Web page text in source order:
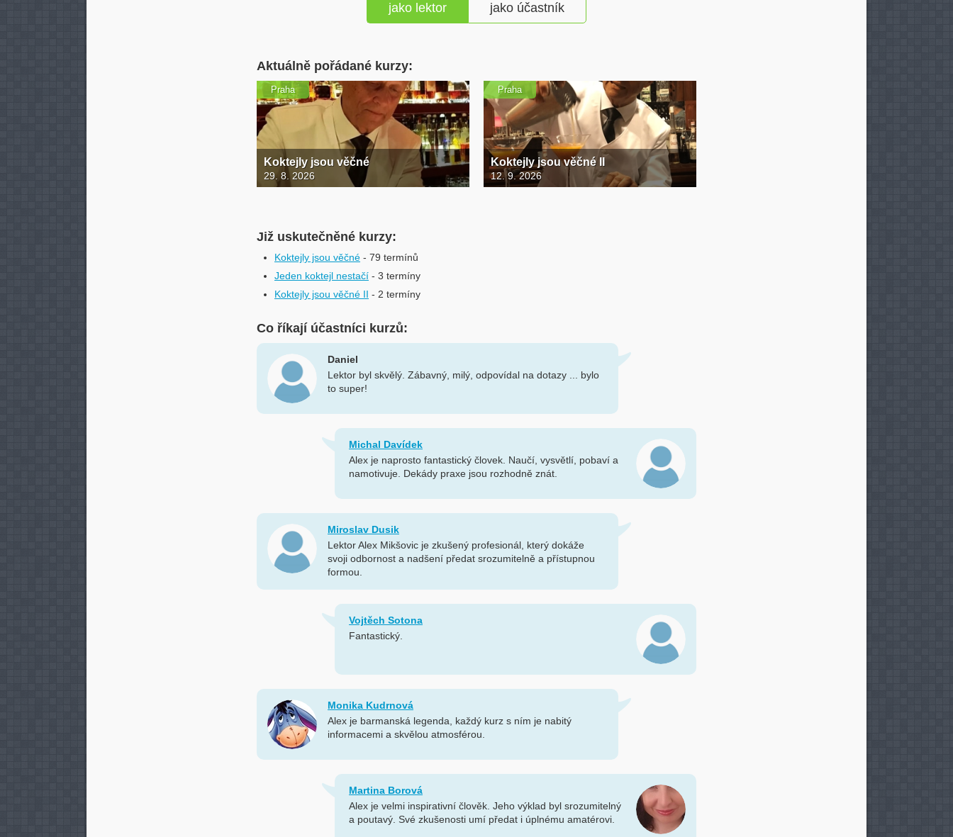
jako lektor jako účastník
Aktuálně pořádané kurzy:
Koktejly jsou věčné
29. 8. 2026
Praha
Koktejly jsou věčné II
12. 9. 2026
Praha
Již uskutečněné kurzy:
Koktejly jsou věčné - 79 termínů
Jeden koktejl nestačí - 3 termíny
Koktejly jsou věčné II - 2 termíny
Co říkají účastníci kurzů:
Daniel
Lektor byl skvělý. Zábavný, milý, odpovídal na dotazy ... bylo
to super!
Michal Davídek
Alex je naprosto fantastický človek. Naučí, vysvětlí, pobaví a
namotivuje. Dekády praxe jsou rozhodně znát.
Miroslav Dusik
Lektor Alex Mikšovic je zkušený profesionál, který dokáže
svoji odbornost a nadšení předat srozumitelně a přístupnou
formou.
Vojtěch Sotona
Fantastický.
Monika Kudrnová
Alex je barmanská legenda, každý kurz s ním je nabitý
informacemi a skvělou atmosférou.
Martina Borová
Alex je velmi inspirativní člověk. Jeho výklad byl srozumitelný
a poutavý. Své zkušenosti umí předat i úplnému amatérovi.